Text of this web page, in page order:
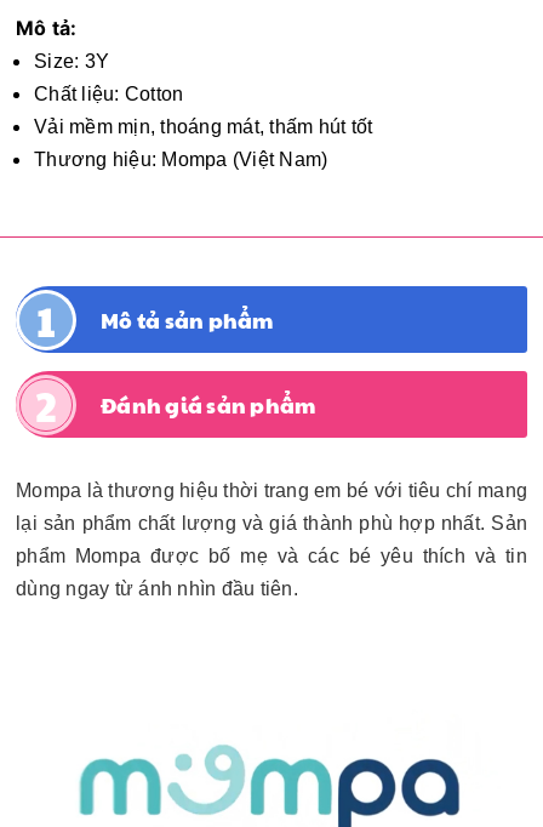
Mô tả:
Size: 3Y
Chất liệu: Cotton
Vải mềm mịn, thoáng mát, thấm hút tốt
Thương hiệu: Mompa (Việt Nam)
Mô tả sản phẩm
Đánh giá sản phẩm
Mompa là thương hiệu thời trang em bé với tiêu chí mang
lại sản phẩm chất lượng và giá thành phù hợp nhất. Sản
phẩm Mompa được bố mẹ và các bé yêu thích và tin
dùng ngay từ ánh nhìn đầu tiên.